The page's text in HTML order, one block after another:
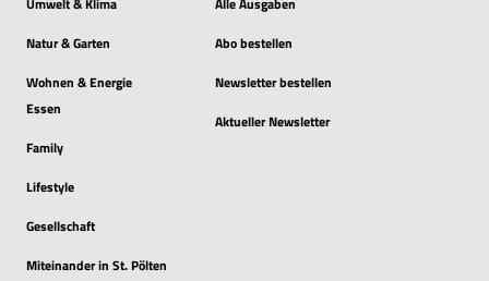
Natur & Garten
Wohnen & Energie
Essen
Family
Lifestyle
Gesellschaft
Miteinander in St. Pölten
Abo bestellen
Newsletter bestellen
Aktueller Newsletter